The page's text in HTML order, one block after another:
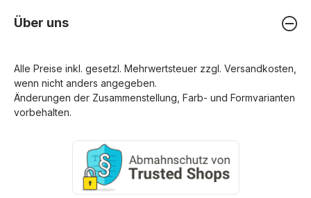
Über uns
Alle Preise inkl. gesetzl. Mehrwertsteuer zzgl. Versandkosten
wenn nicht anders angegeben.
Änderungen der Zusammenstellung, Farb- und Formvarianten
vorbehalten.